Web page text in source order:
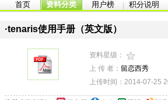
首页 资料分类 用户榜 积分说明
·tenaris使用手册（英文版）
资料星级：
上 传 者： 留恋西秀
上传时间：2014-07-25